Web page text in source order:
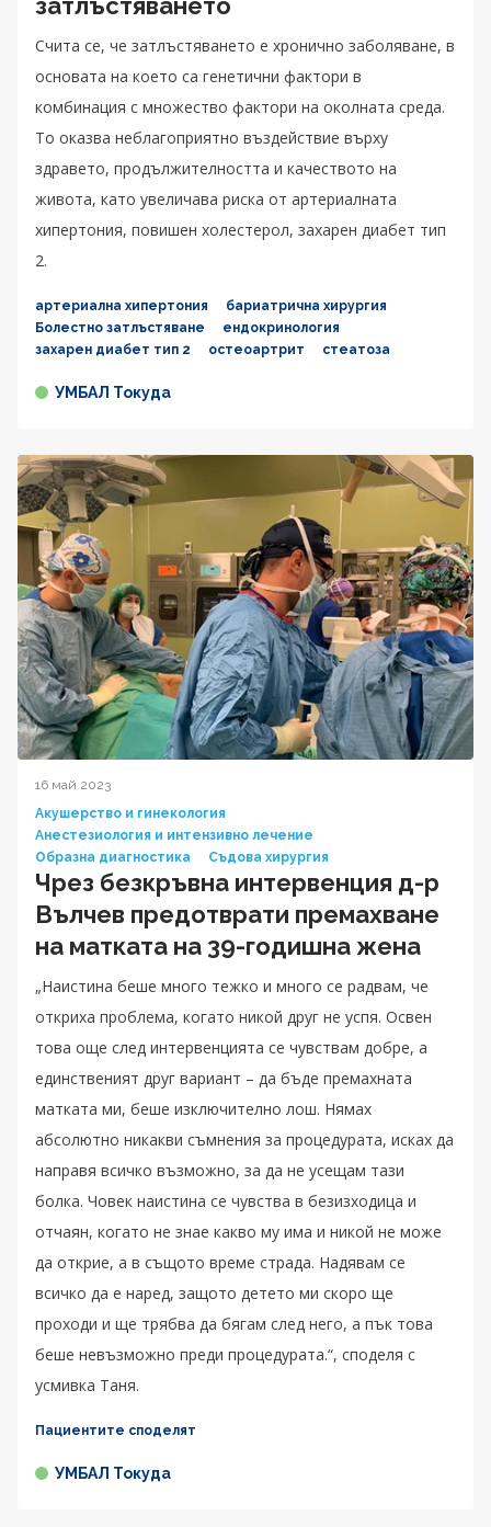
затлъстяването
Счита се, че затлъстяването е хронично заболяване, в
основата на което са генетични фактори в
комбинация с множество фактори на околната среда.
То оказва неблагоприятно въздействие върху
здравето, продължителността и качеството на
живота, като увеличава риска от артериалната
хипертония, повишен холестерол, захарен диабет тип
2.
артериална хипертония
бариатрична хирургия
Болестно затлъстяване
ендокринология
захарен диабет тип 2
остеоартрит стеатоза
УМБАЛ Токуда
16 май 2023
Акушерство и гинекология
Анестезиология и интензивно лечение
Образна диагностика
Съдова хирургия
Чрез безкръвна интервенция д-р
Вълчев предотврати премахване
на матката на 39-годишна жена
„Наистина беше много тежко и много се радвам, че
откриха проблема, когато никой друг не успя. Освен
това още след интервенцията се чувствам добре, а
единственият друг вариант – да бъде премахната
матката ми, беше изключително лош. Нямах
абсолютно никакви съмнения за процедурата, исках да
направя всичко възможно, за да не усещам тази
болка. Човек наистина се чувства в безизходица и
отчаян, когато не знае какво му има и никой не може
да открие, а в същото време страда. Надявам се
всичко да е наред, защото детето ми скоро ще
проходи и ще трябва да бягам след него, а пък това
беше невъзможно преди процедурата.“, споделя с
усмивка Таня.
Пациентите споделят
УМБАЛ Токуда